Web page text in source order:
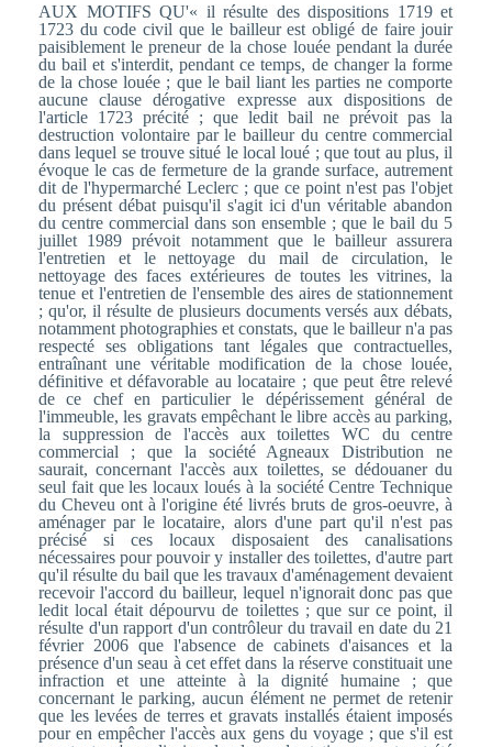
AUX MOTIFS QU'« il résulte des dispositions 1719 et
1723 du code civil que le bailleur est obligé de faire jouir
paisiblement le preneur de la chose louée pendant la durée
du bail et s'interdit, pendant ce temps, de changer la forme
de la chose louée ; que le bail liant les parties ne comporte
aucune clause dérogative expresse aux dispositions de
l'article 1723 précité ; que ledit bail ne prévoit pas la
destruction volontaire par le bailleur du centre commercial
dans lequel se trouve situé le local loué ; que tout au plus, il
évoque le cas de fermeture de la grande surface, autrement
dit de l'hypermarché Leclerc ; que ce point n'est pas l'objet
du présent débat puisqu'il s'agit ici d'un véritable abandon
du centre commercial dans son ensemble ; que le bail du 5
juillet 1989 prévoit notamment que le bailleur assurera
l'entretien et le nettoyage du mail de circulation, le
nettoyage des faces extérieures de toutes les vitrines, la
tenue et l'entretien de l'ensemble des aires de stationnement
; qu'or, il résulte de plusieurs documents versés aux débats,
notamment photographies et constats, que le bailleur n'a pas
respecté ses obligations tant légales que contractuelles,
entraînant une véritable modification de la chose louée,
définitive et défavorable au locataire ; que peut être relevé
de ce chef en particulier le dépérissement général de
l'immeuble, les gravats empêchant le libre accès au parking,
la suppression de l'accès aux toilettes WC du centre
commercial ; que la société Agneaux Distribution ne
saurait, concernant l'accès aux toilettes, se dédouaner du
seul fait que les locaux loués à la société Centre Technique
du Cheveu ont à l'origine été livrés bruts de gros-oeuvre, à
aménager par le locataire, alors d'une part qu'il n'est pas
précisé si ces locaux disposaient des canalisations
nécessaires pour pouvoir y installer des toilettes, d'autre part
qu'il résulte du bail que les travaux d'aménagement devaient
recevoir l'accord du bailleur, lequel n'ignorait donc pas que
ledit local était dépourvu de toilettes ; que sur ce point, il
résulte d'un rapport d'un contrôleur du travail en date du 21
février 2006 que l'absence de cabinets d'aisances et la
présence d'un seau à cet effet dans la réserve constituait une
infraction et une atteinte à la dignité humaine ; que
concernant le parking, aucun élément ne permet de retenir
que les levées de terres et gravats installés étaient imposés
pour en empêcher l'accès aux gens du voyage ; que s'il est